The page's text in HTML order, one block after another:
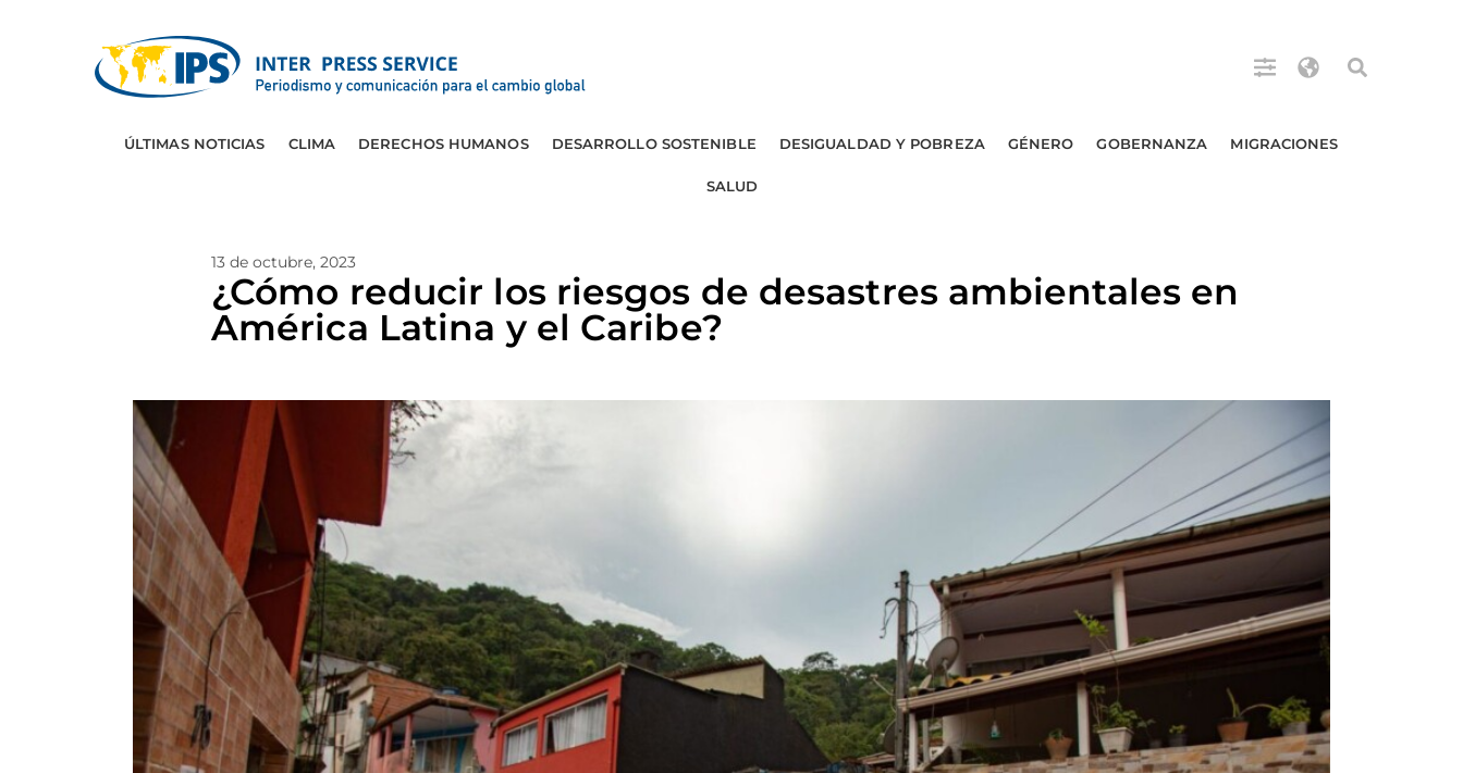
ÚLTIMAS NOTICIAS CLIMA DERECHOS HUMANOS DESARROLLO SOSTENIBLE DESIGUALDAD Y POBREZA GÉNERO GOBERNANZA MIGRACIONES
SALUD
13 de octubre, 2023
¿Cómo reducir los riesgos de desastres ambientales en
América Latina y el Caribe?